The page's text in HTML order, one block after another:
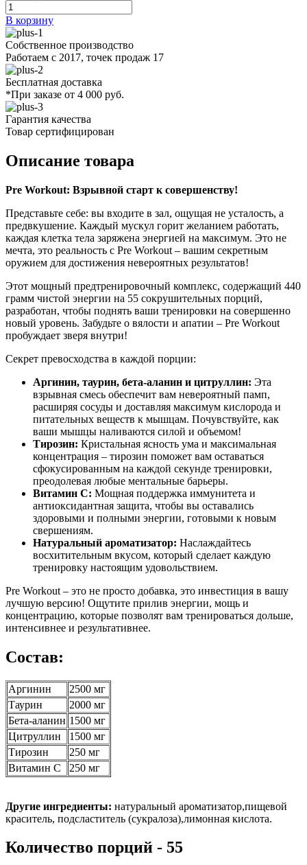
В корзину
Собственное производство
Работаем с 2017, точек продаж 17
Бесплатная доставка
*При заказе от 4 000 руб.
Гарантия качества
Товар сертифицирован
Описание товара
Pre Workout: Взрывной старт к совершенству!
Представьте себе: вы входите в зал, ощущая не усталость, а
предвкушение. Каждый мускул горит желанием работать,
каждая клетка тела заряжена энергией на максимум. Это не
мечта, это реальность с Pre Workout – вашим секретным
оружием для достижения невероятных результатов!
Этот мощный предтренировочный комплекс, содержащий 440
грамм чистой энергии на 55 сокрушительных порций,
разработан, чтобы поднять ваши тренировки на совершенно
новый уровень. Забудьте о вялости и апатии – Pre Workout
пробуждает зверя внутри!
Секрет превосходства в каждой порции:
Аргинин, таурин, бета-аланин и цитруллин: Эта
взрывная смесь обеспечит вам невероятный памп,
расширяя сосуды и доставляя максимум кислорода и
питательных веществ к мышцам. Почувствуйте, как
ваши мышцы наливаются силой и объемом!
Тирозин: Кристальная ясность ума и максимальная
концентрация – тирозин поможет вам оставаться
сфокусированным на каждой секунде тренировки,
преодолевая любые ментальные барьеры.
Витамин C: Мощная поддержка иммунитета и
антиоксидантная защита, чтобы вы оставались
здоровыми и полными энергии, готовыми к новым
свершениям.
Натуральный ароматизатор: Наслаждайтесь
восхитительным вкусом, который сделает каждую
тренировку настоящим удовольствием.
Pre Workout – это не просто добавка, это инвестиция в вашу
лучшую версию! Ощутите прилив энергии, мощь и
концентрацию, которые позволят вам тренироваться дольше,
интенсивнее и результативнее.
Состав:
Аргинин
2500 мг
Таурин
2000 мг
Бета-аланин 1500 мг
Цитруллин
1500 мг
Тирозин
250 мг
Витамин С
250 мг
Другие ингредиенты: натуральный ароматизатор,пищевой
краситель, подсластитель (сукралоза),лимонная кислота.
Количество порций - 55